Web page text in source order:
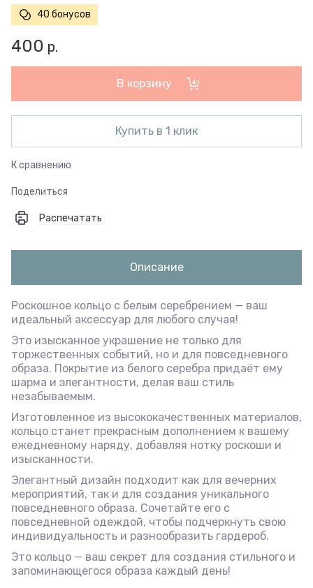
40 бонусов
400 р.
В корзину
Купить в 1 клик
К сравнению
Поделиться
Распечатать
Описание
Роскошное кольцо с белым серебрением — ваш
идеальный аксессуар для любого случая!
Это изысканное украшение не только для
торжественных событий, но и для повседневного
образа. Покрытие из белого серебра придаёт ему
шарма и элегантности, делая ваш стиль
незабываемым.
Изготовленное из высококачественных материалов,
кольцо станет прекрасным дополнением к вашему
ежедневному наряду, добавляя нотку роскоши и
изысканности.
Элегантный дизайн подходит как для вечерних
мероприятий, так и для создания уникального
повседневного образа. Сочетайте его с
повседневной одеждой, чтобы подчеркнуть свою
индивидуальность и разнообразить гардероб.
Это кольцо — ваш секрет для создания стильного и
запоминающегося образа каждый день!